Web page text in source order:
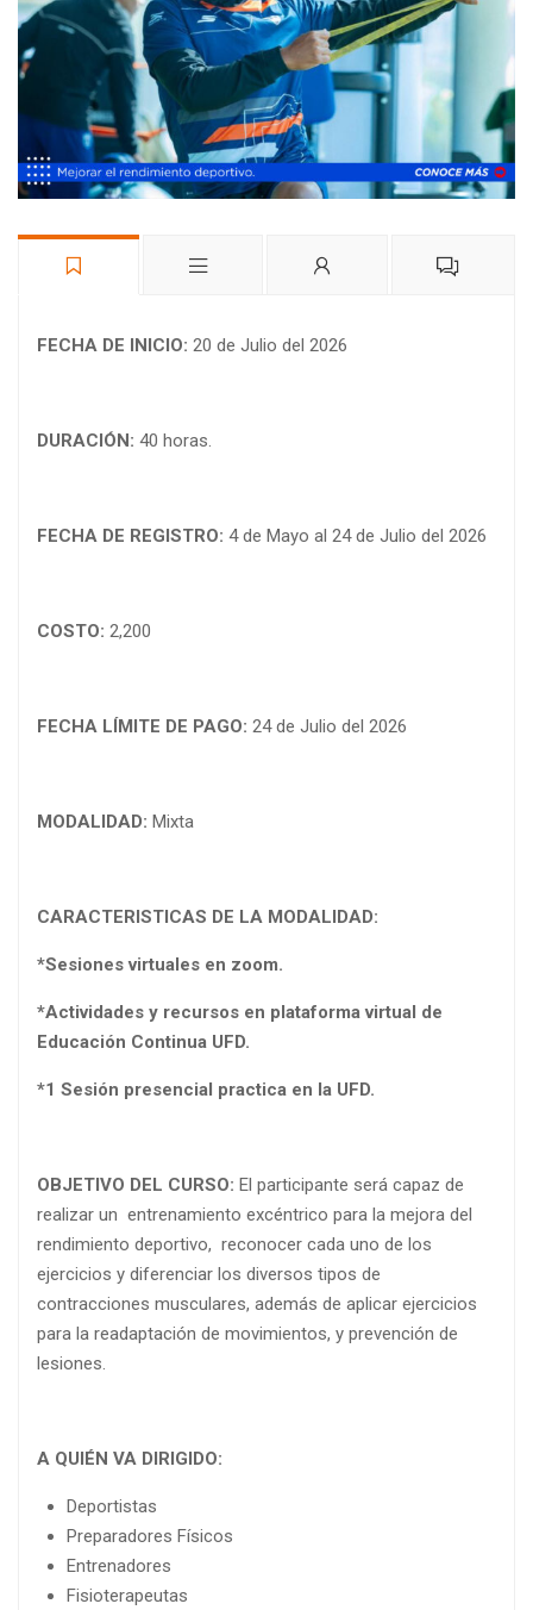
FECHA DE INICIO: 20 de Julio del 2026
DURACIÓN: 40 horas.
FECHA DE REGISTRO: 4 de Mayo al 24 de Julio del 2026
COSTO: 2,200
FECHA LÍMITE DE PAGO: 24 de Julio del 2026
MODALIDAD: Mixta
CARACTERISTICAS DE LA MODALIDAD:
*Sesiones virtuales en zoom.
*Actividades y recursos en plataforma virtual de
Educación Continua UFD.
*1 Sesión presencial practica en la UFD.
OBJETIVO DEL CURSO: El participante será capaz de
realizar un entrenamiento excéntrico para la mejora del
rendimiento deportivo, reconocer cada uno de los
ejercicios y diferenciar los diversos tipos de
contracciones musculares, además de aplicar ejercicios
para la readaptación de movimientos, y prevención de
lesiones.
A QUIÉN VA DIRIGIDO:
Deportistas
Preparadores Físicos
Entrenadores
Fisioterapeutas